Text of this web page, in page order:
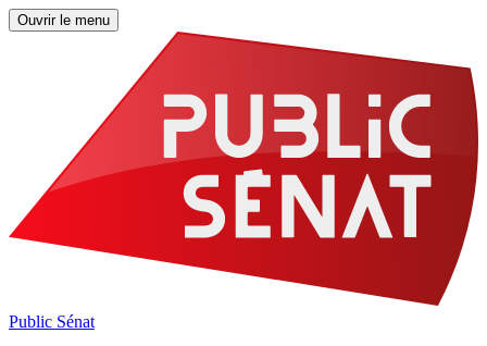
Ouvrir le menu
Public Sénat